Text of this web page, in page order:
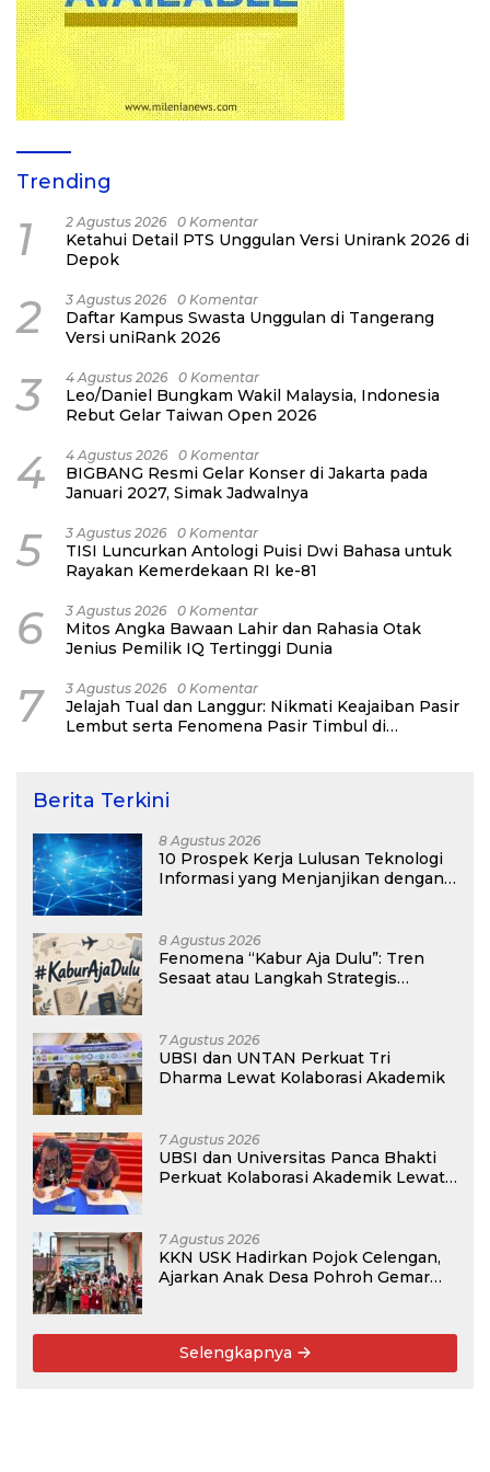
Trending
1 2 Agustus 2026 0 Komentar
Ketahui Detail PTS Unggulan Versi Unirank 2026 di
Depok
2 3 Agustus 2026 0 Komentar
Daftar Kampus Swasta Unggulan di Tangerang
Versi uniRank 2026
3 4 Agustus 2026 0 Komentar
Leo/Daniel Bungkam Wakil Malaysia, Indonesia
Rebut Gelar Taiwan Open 2026
4 4 Agustus 2026 0 Komentar
BIGBANG Resmi Gelar Konser di Jakarta pada
Januari 2027, Simak Jadwalnya
5 3 Agustus 2026 0 Komentar
TISI Luncurkan Antologi Puisi Dwi Bahasa untuk
Rayakan Kemerdekaan RI ke-81
6 3 Agustus 2026 0 Komentar
Mitos Angka Bawaan Lahir dan Rahasia Otak
Jenius Pemilik IQ Tertinggi Dunia
7 3 Agustus 2026 0 Komentar
Jelajah Tual dan Langgur: Nikmati Keajaiban Pasir
Lembut serta Fenomena Pasir Timbul di
Berita Terkini
8 Agustus 2026
10 Prospek Kerja Lulusan Teknologi
Informasi yang Menjanjikan dengan
8 Agustus 2026
Fenomena “Kabur Aja Dulu”: Tren
Sesaat atau Langkah Strategis
7 Agustus 2026
UBSI dan UNTAN Perkuat Tri
Dharma Lewat Kolaborasi Akademik
7 Agustus 2026
UBSI dan Universitas Panca Bhakti
Perkuat Kolaborasi Akademik Lewat
7 Agustus 2026
KKN USK Hadirkan Pojok Celengan,
Ajarkan Anak Desa Pohroh Gemar
Selengkapnya